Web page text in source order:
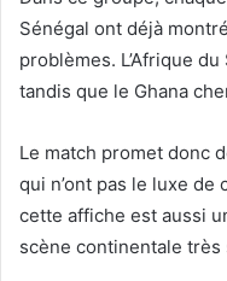
Sénégal ont déjà
problèmes. L’Afrique
tandis que le Ghana
Le match promet donc
qui n’ont pas le luxe
cette affiche est aussi
scène continentale très